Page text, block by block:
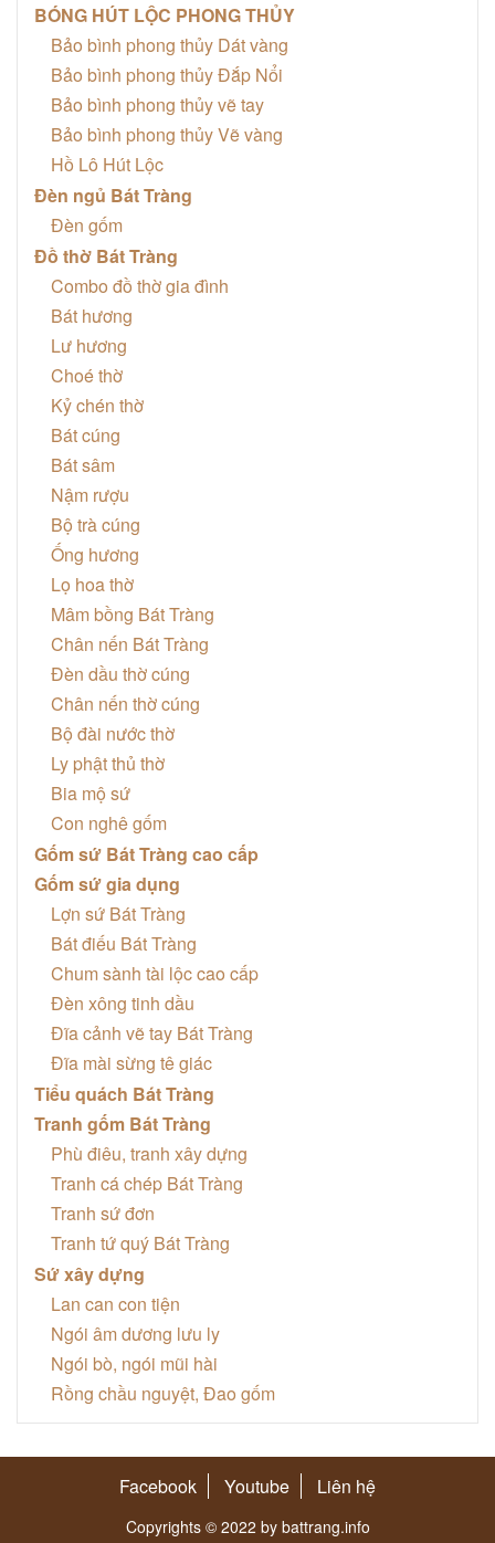
BÓNG HÚT LỘC PHONG THỦY
Bảo bình phong thủy Dát vàng
Bảo bình phong thủy Đắp Nổi
Bảo bình phong thủy vẽ tay
Bảo bình phong thủy Vẽ vàng
Hồ Lô Hút Lộc
Đèn ngủ Bát Tràng
Đèn gốm
Đồ thờ Bát Tràng
Combo đồ thờ gia đình
Bát hương
Lư hương
Choé thờ
Kỷ chén thờ
Bát cúng
Bát sâm
Nậm rượu
Bộ trà cúng
Ống hương
Lọ hoa thờ
Mâm bồng Bát Tràng
Chân nến Bát Tràng
Đèn dầu thờ cúng
Chân nến thờ cúng
Bộ đài nước thờ
Ly phật thủ thờ
Bia mộ sứ
Con nghê gốm
Gốm sứ Bát Tràng cao cấp
Gốm sứ gia dụng
Lợn sứ Bát Tràng
Bát điếu Bát Tràng
Chum sành tài lộc cao cấp
Đèn xông tinh dầu
Đĩa cảnh vẽ tay Bát Tràng
Đĩa mài sừng tê giác
Tiểu quách Bát Tràng
Tranh gốm Bát Tràng
Phù điêu, tranh xây dựng
Tranh cá chép Bát Tràng
Tranh sứ đơn
Tranh tứ quý Bát Tràng
Sứ xây dựng
Lan can con tiện
Ngói âm dương lưu ly
Ngói bò, ngói mũi hài
Rồng chầu nguyệt, Đao gốm
Facebook Youtube Liên hệ
Copyrights © 2022 by battrang.info